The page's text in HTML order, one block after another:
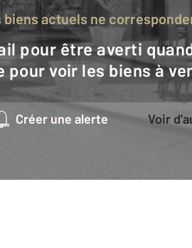
biens actuels ne
pour voir les biens à
Créer une alerte Voir